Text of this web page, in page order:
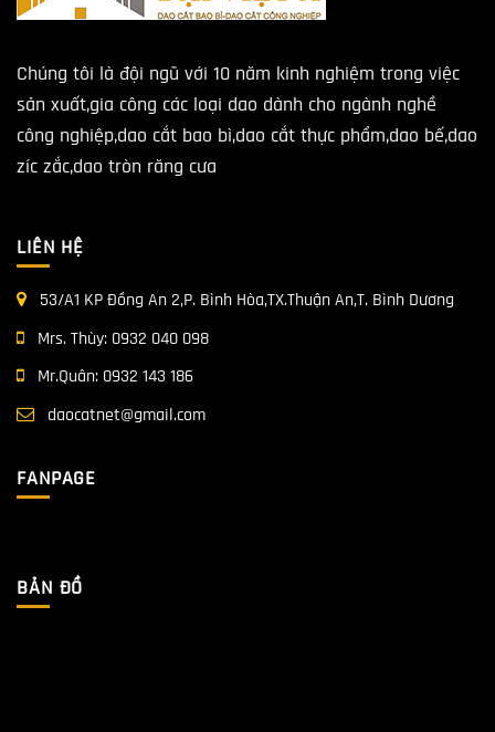
Chúng tôi là đội ngũ với 10 năm kinh nghiệm trong việc
sản xuất,gia công các loại dao dành cho ngành nghề
công nghiệp,dao cắt bao bì,dao cắt thực phẩm,dao bế,dao
zíc zắc,dao tròn răng cưa
LIÊN HỆ
53/A1 KP Đồng An 2,P. Bình Hòa,TX.Thuận An,T. Bình Dương
Mrs. Thùy: 0932 040 098
Mr.Quân: 0932 143 186
daocatnet@gmail.com
FANPAGE
BẢN ĐỒ